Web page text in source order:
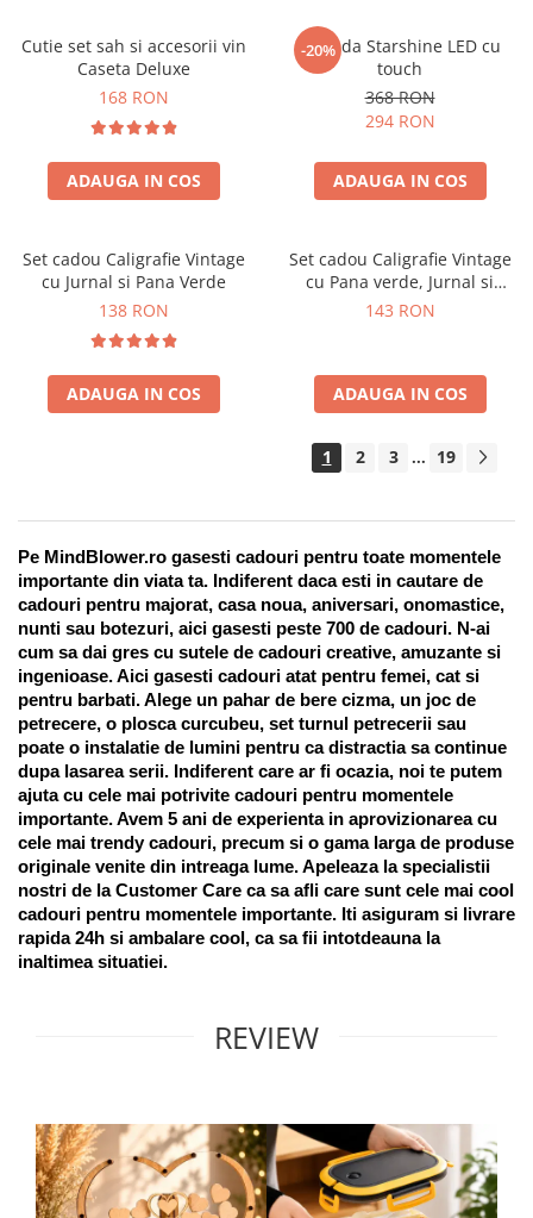
Cutie set sah si accesorii vin
Caseta Deluxe
168 RON
ADAUGA IN COS
-20%
Oglinda Starshine LED cu
touch
368 RON
294 RON
ADAUGA IN COS
Set cadou Caligrafie Vintage
cu Jurnal si Pana Verde
138 RON
ADAUGA IN COS
Set cadou Caligrafie Vintage
cu Pana verde, Jurnal si
Suport pentru stilou, 9 piese
143 RON
ADAUGA IN COS
1 2 3 ... 19
Pe MindBlower.ro gasesti cadouri pentru toate momentele
importante din viata ta. Indiferent daca esti in cautare de
cadouri pentru majorat, casa noua, aniversari, onomastice,
nunti sau botezuri, aici gasesti peste 700 de cadouri. N-ai
cum sa dai gres cu sutele de cadouri creative, amuzante si
ingenioase. Aici gasesti cadouri atat pentru femei, cat si
pentru barbati. Alege un pahar de bere cizma, un joc de
petrecere, o plosca curcubeu, set turnul petrecerii sau
poate o instalatie de lumini pentru ca distractia sa continue
dupa lasarea serii. Indiferent care ar fi ocazia, noi te putem
ajuta cu cele mai potrivite cadouri pentru momentele
importante. Avem 5 ani de experienta in aprovizionarea cu
cele mai trendy cadouri, precum si o gama larga de produse
originale venite din intreaga lume. Apeleaza la specialistii
nostri de la Customer Care ca sa afli care sunt cele mai cool
cadouri pentru momentele importante. Iti asiguram si livrare
rapida 24h si ambalare cool, ca sa fii intotdeauna la
inaltimea situatiei.
REVIEW